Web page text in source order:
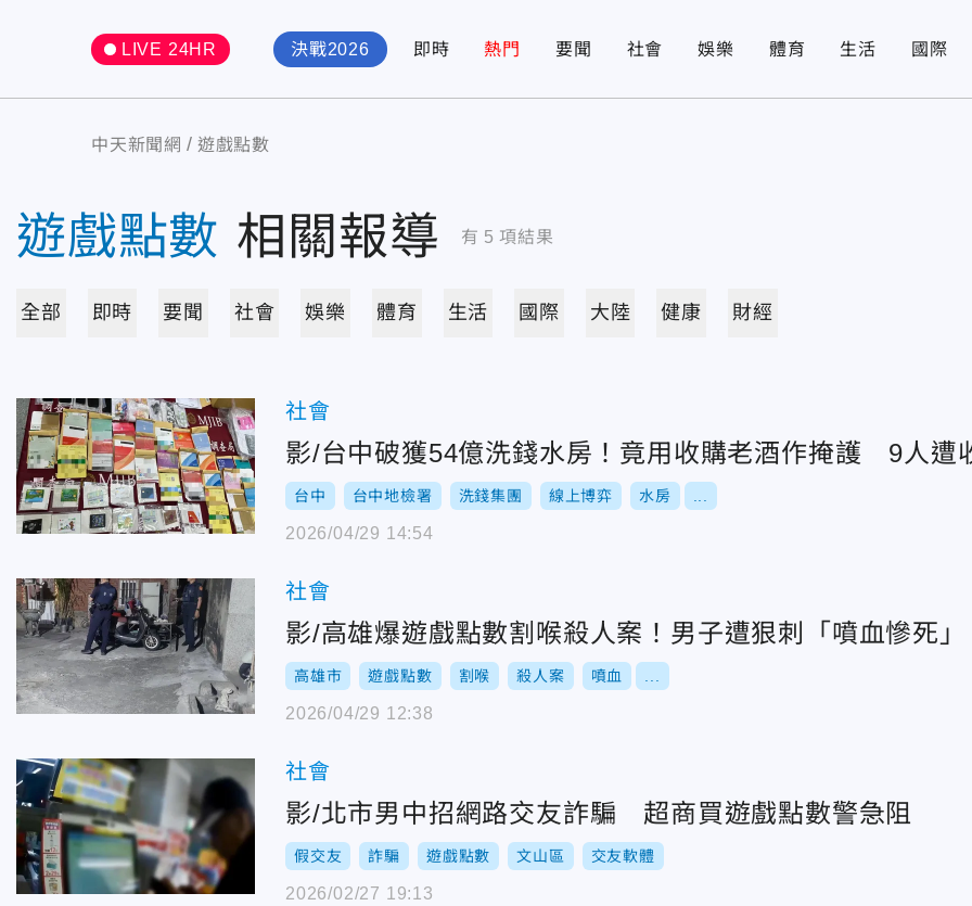
LIVE 24HR 決戰2026 即時 熱門 要聞 社會 娛樂 體育 生活 國際
中天新聞網 遊戲點數
遊戲點數 相關報導 有 5 項結果
全部 即時 要聞 社會 娛樂 體育 生活 國際 大陸 健康 財經
社會
影/台中破獲54億洗錢水房！竟用收購老酒作掩護 9人遭
台中 台中地檢署 洗錢集團 線上博弈 水房
2026/04/29 14:54
社會
影/高雄爆遊戲點數割喉殺人案！男子遭狠刺「噴血慘死」
高雄市 遊戲點數 割喉 殺人案 噴血
2026/04/29 12:38
社會
影/北市男中招網路交友詐騙 超商買遊戲點數警急阻
假交友 詐騙 遊戲點數 文山區 交友軟體
2026/02/27 19:13